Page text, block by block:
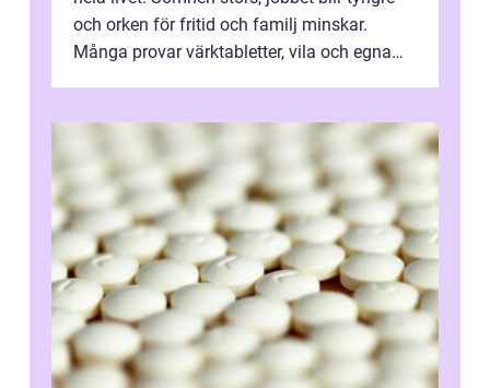
och orken för fritid och familj minskar.
Många provar värktabletter, vila och egna